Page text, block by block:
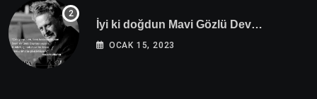
İyi ki doğdun Mavi Gözlü Dev…
OCAK 15, 2023